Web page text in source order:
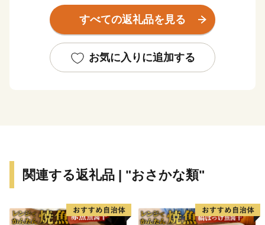
かに暮らせる「活力にあふれ 創造性豊かな 瀬戸の
都・高松」を目指しています。
すべての返礼品を見る
お気に入りに追加する
関連する返礼品 | "おさかな類"